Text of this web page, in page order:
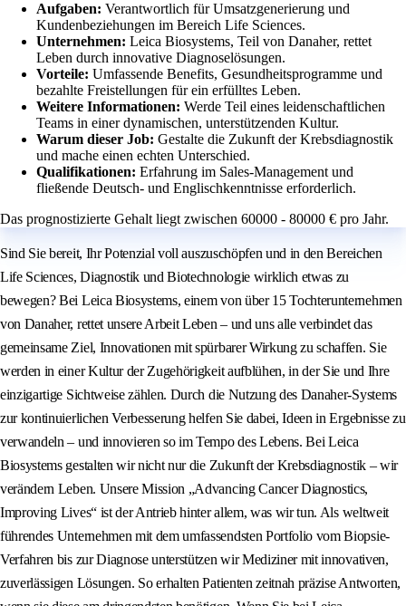
Aufgaben: Verantwortlich für Umsatzgenerierung und
Kundenbeziehungen im Bereich Life Sciences.
Unternehmen: Leica Biosystems, Teil von Danaher, rettet
Leben durch innovative Diagnoselösungen.
Vorteile: Umfassende Benefits, Gesundheitsprogramme und
bezahlte Freistellungen für ein erfülltes Leben.
Weitere Informationen: Werde Teil eines leidenschaftlichen
Teams in einer dynamischen, unterstützenden Kultur.
Warum dieser Job: Gestalte die Zukunft der Krebsdiagnostik
und mache einen echten Unterschied.
Qualifikationen: Erfahrung im Sales-Management und
fließende Deutsch- und Englischkenntnisse erforderlich.
Das prognostizierte Gehalt liegt zwischen 60000 - 80000 € pro Jahr.
Sind Sie bereit, Ihr Potenzial voll auszuschöpfen und in den Bereichen
Life Sciences, Diagnostik und Biotechnologie wirklich etwas zu
bewegen? Bei Leica Biosystems, einem von über 15 Tochterunternehmen
von Danaher, rettet unsere Arbeit Leben – und uns alle verbindet das
gemeinsame Ziel, Innovationen mit spürbarer Wirkung zu schaffen. Sie
werden in einer Kultur der Zugehörigkeit aufblühen, in der Sie und Ihre
einzigartige Sichtweise zählen. Durch die Nutzung des Danaher-Systems
zur kontinuierlichen Verbesserung helfen Sie dabei, Ideen in Ergebnisse zu
verwandeln – und innovieren so im Tempo des Lebens. Bei Leica
Biosystems gestalten wir nicht nur die Zukunft der Krebsdiagnostik – wir
verändern Leben. Unsere Mission „Advancing Cancer Diagnostics,
Improving Lives“ ist der Antrieb hinter allem, was wir tun. Als weltweit
führendes Unternehmen mit dem umfassendsten Portfolio vom Biopsie-
Verfahren bis zur Diagnose unterstützen wir Mediziner mit innovativen,
zuverlässigen Lösungen. So erhalten Patienten zeitnah präzise Antworten,